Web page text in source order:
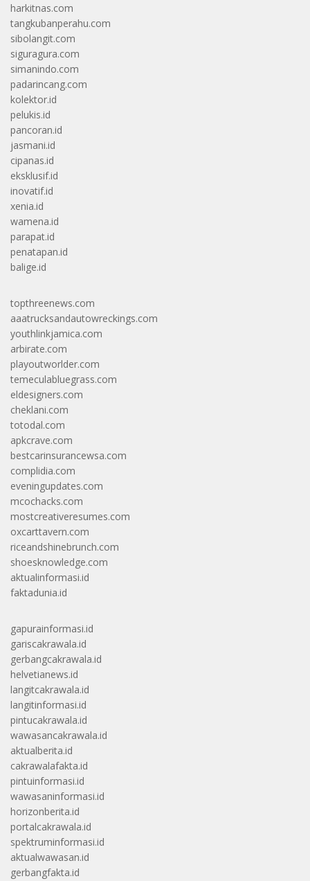
harkitnas.com
tangkubanperahu.com
sibolangit.com
siguragura.com
simanindo.com
padarincang.com
kolektor.id
pelukis.id
pancoran.id
jasmani.id
cipanas.id
eksklusif.id
inovatif.id
xenia.id
wamena.id
parapat.id
penatapan.id
balige.id
topthreenews.com
aaatrucksandautowreckings.com
youthlinkjamica.com
arbirate.com
playoutworlder.com
temeculabluegrass.com
eldesigners.com
cheklani.com
totodal.com
apkcrave.com
bestcarinsurancewsa.com
complidia.com
eveningupdates.com
mcochacks.com
mostcreativeresumes.com
oxcarttavern.com
riceandshinebrunch.com
shoesknowledge.com
aktualinformasi.id
faktadunia.id
gapurainformasi.id
gariscakrawala.id
gerbangcakrawala.id
helvetianews.id
langitcakrawala.id
langitinformasi.id
pintucakrawala.id
wawasancakrawala.id
aktualberita.id
cakrawalafakta.id
pintuinformasi.id
wawasaninformasi.id
horizonberita.id
portalcakrawala.id
spektruminformasi.id
aktualwawasan.id
gerbangfakta.id